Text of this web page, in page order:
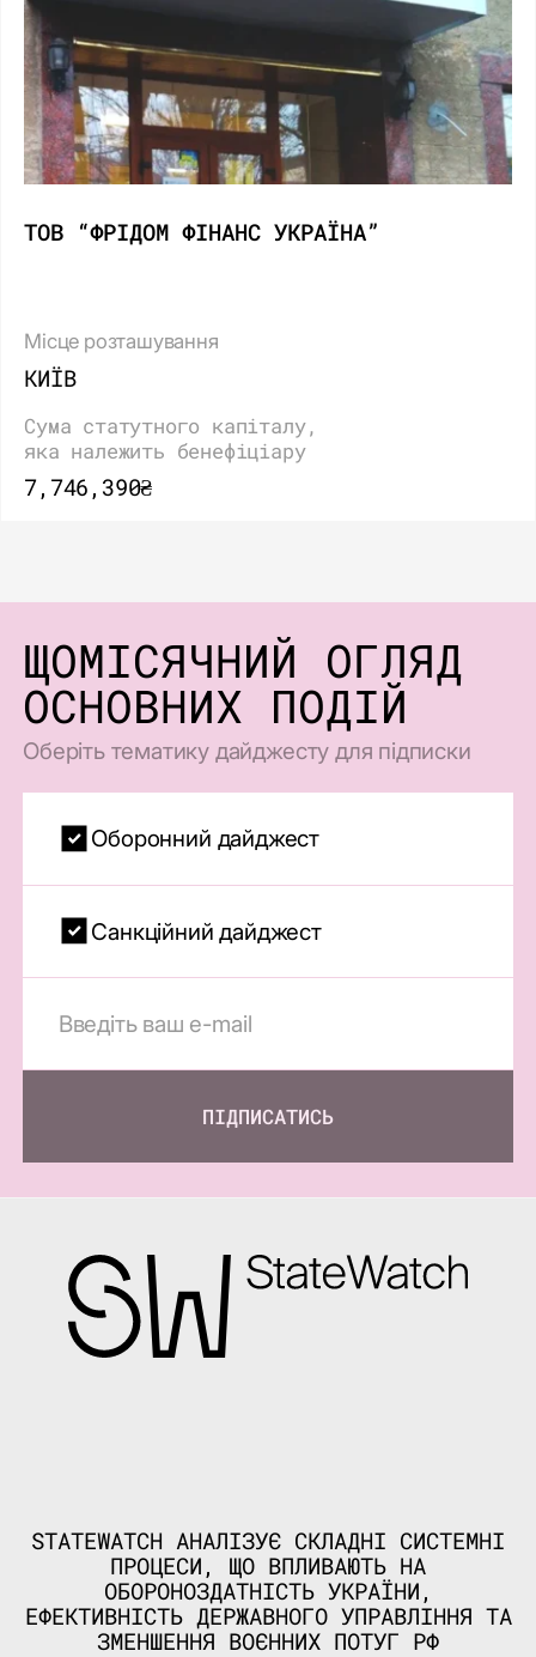
ТОВ “ФРІДОМ ФІНАНС УКРАЇНА”
Місце розташування
КИЇВ
Сума статутного капіталу,
яка належить бенефіціару
7,746,390₴
ЩОМІСЯЧНИЙ ОГЛЯД
ОСНОВНИХ ПОДІЙ
Оберіть тематику дайджесту для підписки
Оборонний дайджест
Санкційний дайджест
ПІДПИСАТИСЬ
STATEWATCH АНАЛІЗУЄ СКЛАДНІ СИСТЕМНІ
ПРОЦЕСИ, ЩО ВПЛИВАЮТЬ НА
ОБОРОНОЗДАТНІСТЬ УКРАЇНИ,
ЕФЕКТИВНІСТЬ ДЕРЖАВНОГО УПРАВЛІННЯ ТА
ЗМЕНШЕННЯ ВОЄННИХ ПОТУГ РФ